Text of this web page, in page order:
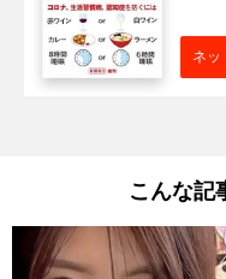
ネッ
こんな記